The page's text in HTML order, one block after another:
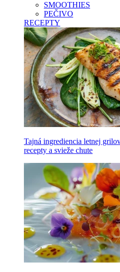
SMOOTHIES
PEČIVO
RECEPTY
Tajná ingrediencia letnej
recepty a svieže chute